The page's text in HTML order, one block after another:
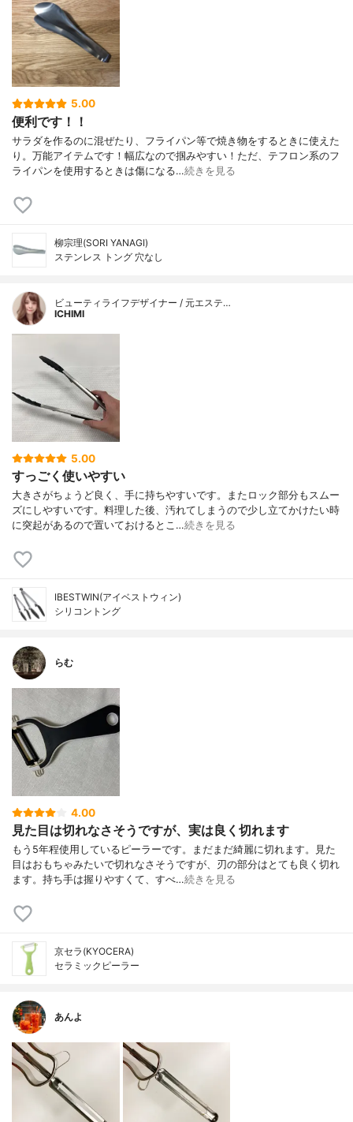
5.00
便利です！！
サラダを作るのに混ぜたり、フライパン等で焼き物をするときに使えた
り。万能アイテムです！幅広なので掴みやすい！ただ、テフロン系のフ
ライパンを使用するときは傷になる…続きを見る
柳宗理(SORI YANAGI)
ステンレス トング 穴なし
ビューティライフデザイナー / 元エステ…
ICHIMI
5.00
すっごく使いやすい
大きさがちょうど良く、手に持ちやすいです。またロック部分もスムー
ズにしやすいです。料理した後、汚れてしまうので少し立てかけたい時
に突起があるので置いておけるとこ…続きを見る
IBESTWIN(アイベストウィン)
シリコントング
らむ
4.00
見た目は切れなさそうですが、実は良く切れます
もう5年程使用しているピーラーです。まだまだ綺麗に切れます。見た
目はおもちゃみたいで切れなさそうですが、刃の部分はとても良く切れ
ます。持ち手は握りやすくて、すべ…続きを見る
京セラ(KYOCERA)
セラミックピーラー
あんよ